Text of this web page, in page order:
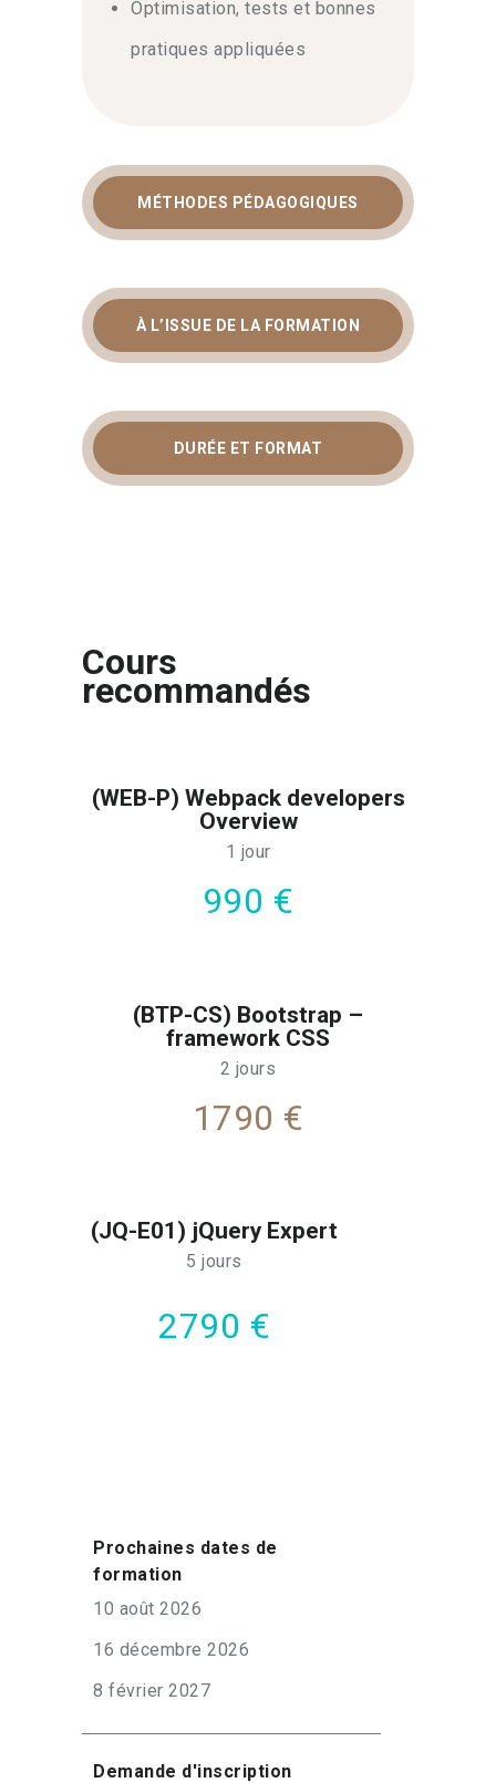
Optimisation, tests et bonnes
pratiques appliquées
MÉTHODES PÉDAGOGIQUES
À L’ISSUE DE LA FORMATION
DURÉE ET FORMAT
Cours
recommandés
(WEB-P) Webpack developers
Overview
1 jour
990 €
(BTP-CS) Bootstrap –
framework CSS
2 jours
1790 €
(JQ-E01) jQuery Expert
5 jours
2790 €
Prochaines dates de
formation
10 août 2026
16 décembre 2026
8 février 2027
Demande d'inscription